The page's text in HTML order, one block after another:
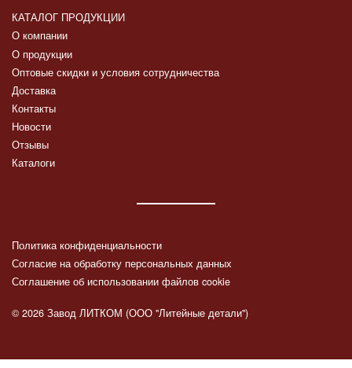
КАТАЛОГ ПРОДУКЦИИ
О компании
О продукции
Оптовые скидки и условия сотрудничества
Доставка
Контакты
Новости
Отзывы
Каталоги
Политика конфиденциальности
Согласие на обработку персональных данных
Соглашение об использовании файлов cookie
© 2026 Завод ЛИТКОМ (ООО "Литейные детали")